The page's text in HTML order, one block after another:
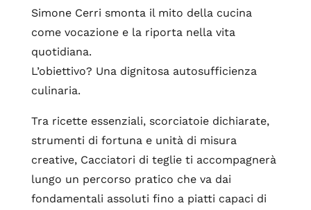
Simone Cerri smonta il mito della cucina
come vocazione e la riporta nella vita
quotidiana.
L’obiettivo? Una dignitosa autosufficienza
culinaria.
Tra ricette essenziali, scorciatoie dichiarate,
strumenti di fortuna e unità di misura
creative, Cacciatori di teglie ti accompagnerà
lungo un percorso pratico che va dai
fondamentali assoluti fino a piatti capaci di